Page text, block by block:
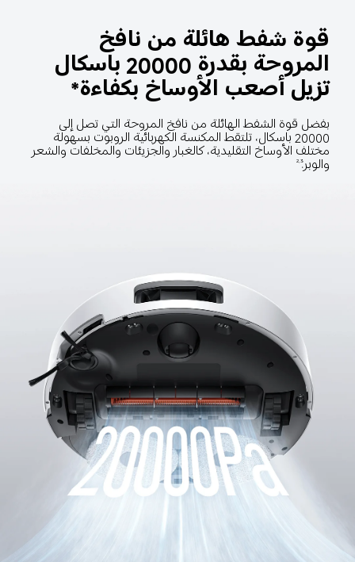
قوة شفط هائلة من نافخ
المروحة بقدرة 20000 باسكال
تزيل أصعب الأوساخ بكفاءة*
بفضل قوة الشفط الهائلة من نافخ المروحة التي تصل إلى
20000 باسكال، تلتقط المكنسة الكهربائية الروبوت بسهولة
مختلف الأوساخ التقليدية، كالغبار والجزيئات والمخلفات والشعر
والوبر.2,3